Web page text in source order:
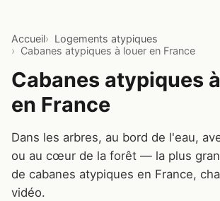
Accueil
Logements atypiques
Cabanes atypiques à louer en France
Cabanes atypiques
en France
Dans les arbres, au bord de l'eau,
ou au cœur de la forêt — la plus
de cabanes atypiques en France,
vidéo.